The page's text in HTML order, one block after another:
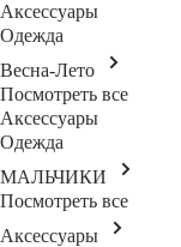
Аксессуары
Одежда
Весна-Лето
Посмотреть все
Аксессуары
Одежда
МАЛЬЧИКИ
Посмотреть все
Аксессуары